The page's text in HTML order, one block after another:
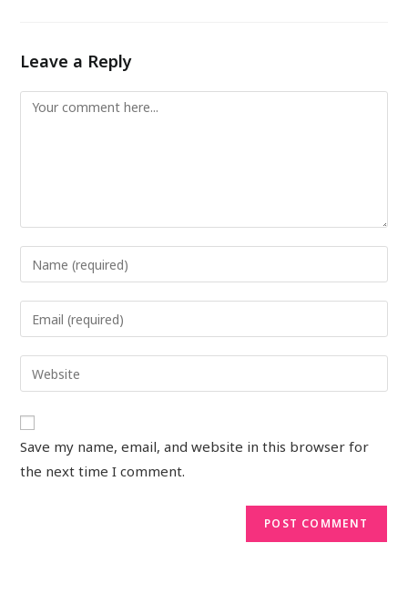
Leave a Reply
Save my name, email, and website in this browser for
the next time I comment.